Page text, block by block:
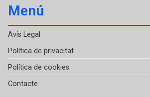
Menú
Avís Legal
Política de privacitat
Política de cookies
Contacte